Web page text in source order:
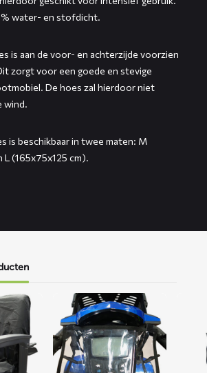
water- en stofdicht.
is aan de voor- en achterzijde voorzien
zorgt voor een goede en stevige
De hoes zal hierdoor niet
wind.
is beschikbaar in twee maten: M
L (165x75x125 cm).
Lees
meer
over
NORR
dashboardhoes